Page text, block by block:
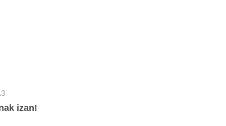
izan!